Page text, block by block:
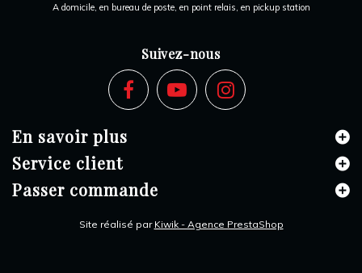
A domicile, en bureau de poste, en point relais, en pickup station
Suivez-nous
En savoir plus
Service client
Passer commande
Site réalisé par Kiwik - Agence PrestaShop